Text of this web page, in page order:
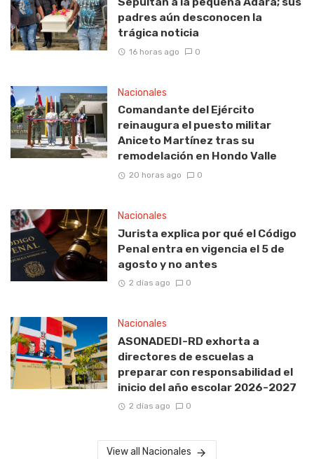
padres aún desconocen la
trágica noticia
16 horas ago 0
Nacionales
Comandante del Ejército
reinaugura el puesto militar
Aniceto Martínez tras su
remodelación en Hondo Valle
20 horas ago 0
Nacionales
Jurista explica por qué el Código
Penal entra en vigencia el 5 de
agosto y no antes
2 días ago 0
Nacionales
ASONADEDI-RD exhorta a
directores de escuelas a
preparar con responsabilidad el
inicio del año escolar 2026-2027
2 días ago 0
View all Nacionales